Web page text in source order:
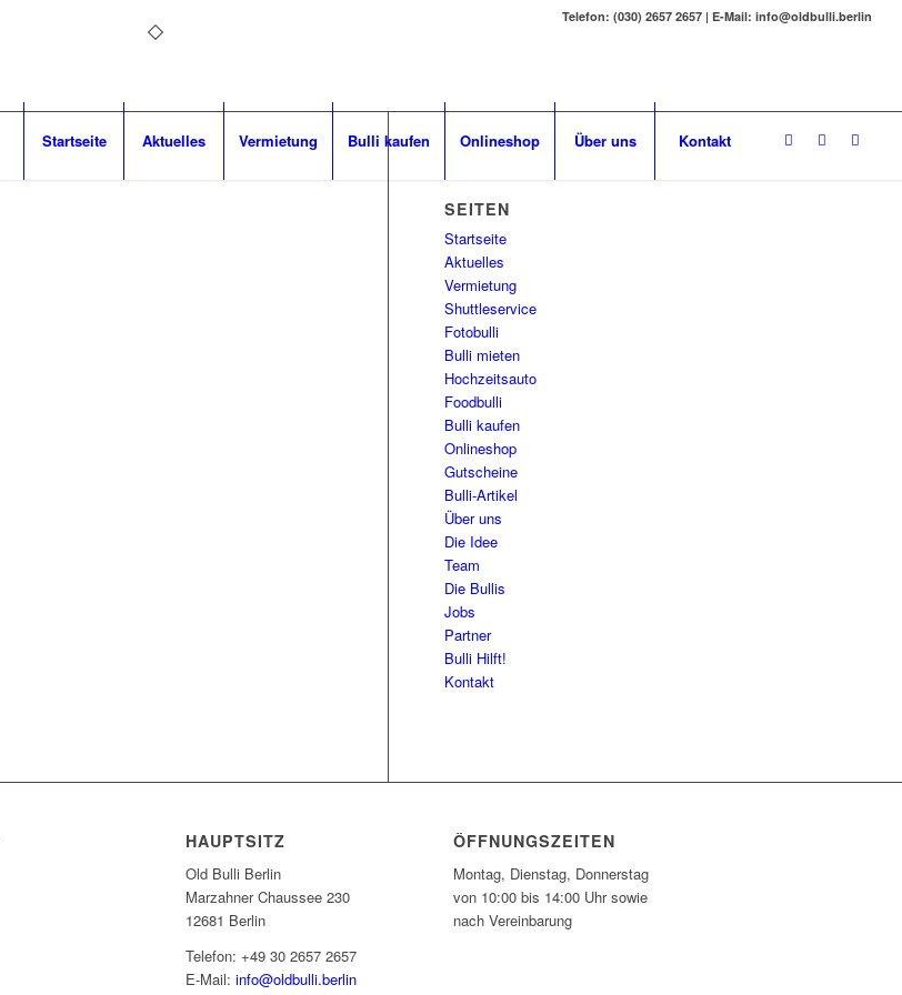
Telefon: (030) 2657 2657 | E-Mail: info@oldbulli.berlin
Startseite Aktuelles Vermietung Bulli kaufen Onlineshop Über uns Kontakt
SEITEN
Startseite
Aktuelles
Vermietung
Shuttleservice
Fotobulli
Bulli mieten
Hochzeitsauto
Foodbulli
Bulli kaufen
Onlineshop
Gutscheine
Bulli-Artikel
Über uns
Die Idee
Team
Die Bullis
Jobs
Partner
Bulli Hilft!
Kontakt
HAUPTSITZ
Old Bulli Berlin
Marzahner Chaussee 230
12681 Berlin
Telefon: +49 30 2657 2657
E-Mail:info@oldbulli.berlin
ÖFFNUNGSZEITEN
Montag, Dienstag, Donnerstag
von 10:00 bis 14:00 Uhr sowie
nach Vereinbarung